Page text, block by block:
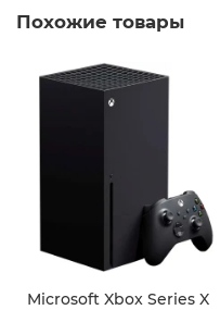
Похожие товары
Microsoft Xbox Series X